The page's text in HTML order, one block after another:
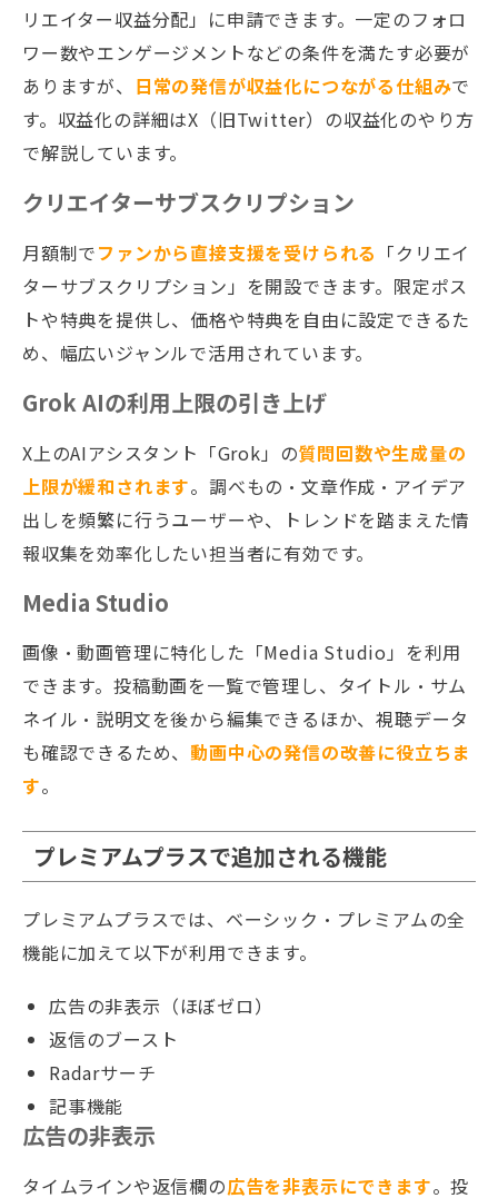
リエイター収益分配」に申請できます。一定のフォロ
ワー数やエンゲージメントなどの条件を満たす必要が
ありますが、 日常の発信が収益化につながる仕組みで
す。収益化の詳細はX（旧Twitter）の収益化のやり方
で解説しています。
クリエイターサブスクリプション
月額制でファンから直接支援を受けられる 「クリエイ
ターサブスクリプション」を開設できます。限定ポス
トや特典を提供し、価格や特典を自由に設定できるた
め、幅広いジャンルで活用されています。
Grok AIの利用上限の引き上げ
X上のAIアシスタント「Grok」の質問回数や生成量の
上限が緩和されます。調べもの・文章作成・アイデア
出しを頻繁に行うユーザーや、トレンドを踏まえた情
報収集を効率化したい担当者に有効です。
Media Studio
画像・動画管理に特化した「Media Studio」を利用
できます。投稿動画を一覧で管理し、タイトル・サム
ネイル・説明文を後から編集できるほか、視聴データ
も確認できるため、動画中心の発信の改善に役立ちま
す。
プレミアムプラスで追加される機能
プレミアムプラスでは、ベーシック・プレミアムの全
機能に加えて以下が利用できます。
広告の非表示（ほぼゼロ）
返信のブースト
Radarサーチ
記事機能
広告の非表示
タイムラインや返信欄の広告を非表示にできます。投